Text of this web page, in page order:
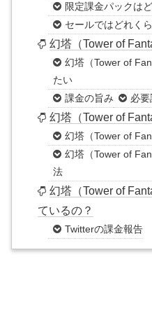
限定課金パックは
セールではどれく
幻塔（Tower of
幻塔（Tower of
たい
課金の旨み
必
幻塔（Tower of
幻塔（Tower of
幻塔（Tower of
法
幻塔（Tower of
ているの？
Twitterの課金報告